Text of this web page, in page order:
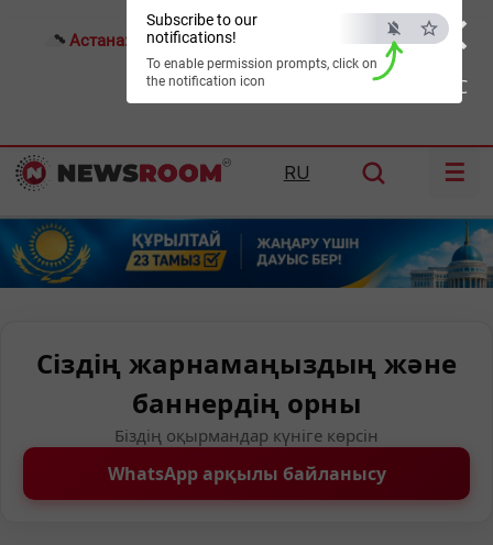
×
ESC
Subscribe to our
notifications!
To enable permission prompts, click on
the notification icon
Астана: 21°C Алматы: Шымкент:28°C
RU ☰
Сіздің жарнамаңыздың және
баннердің орны
Біздің оқырмандар күніге көрсін
WhatsApp арқылы байланысу